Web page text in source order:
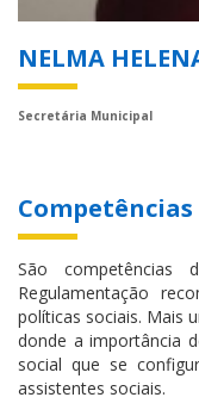
NELMA
Secretária Municipal
Competências
São
Regulamentação
políticas sociais. Mais
donde a importância
social que se
assistentes sociais.